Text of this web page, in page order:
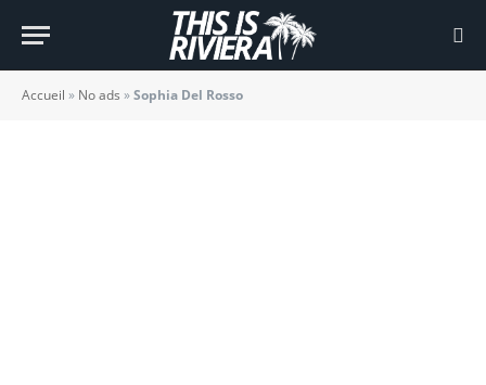
Accueil » No ads »Sophia Del Rosso
Sophia Del Rosso
BY KEVIN B. 23/01/2025